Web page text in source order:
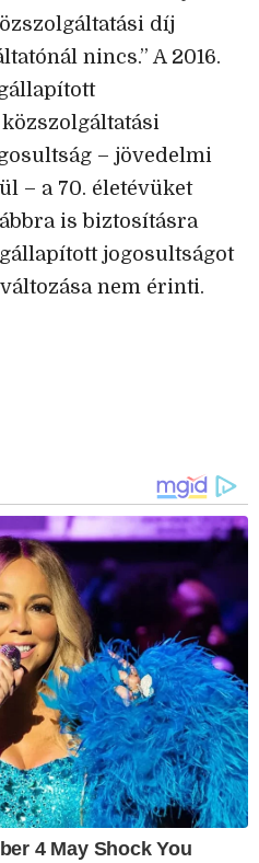
díj
nincs.” A 2016.
– jövedelmi
– a 70. életévüket
is biztosításra
jogosultságot
nem érinti.
4 May Shock You